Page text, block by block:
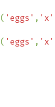
( 'eggs' , 'x'
( 'eggs' , 'x'